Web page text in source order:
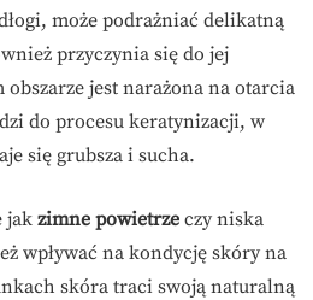
może podrażniać delikatną
przyczynia się do jej
jest narażona na otarcia
do procesu keratynizacji, w
się grubsza i sucha.
jak zimne powietrze czy niska
wpływać na kondycję skóry na
skóra traci swoją naturalną